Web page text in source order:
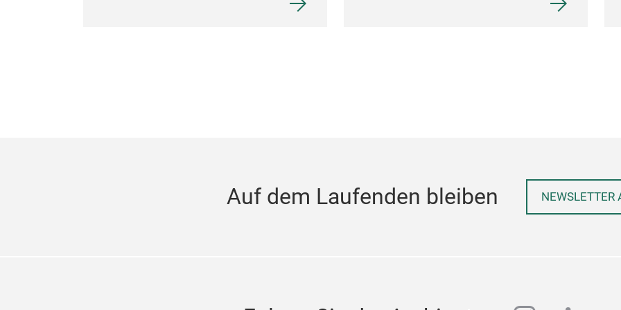
Auf dem Laufenden bleiben NEWSLETTER